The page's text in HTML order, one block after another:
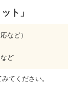
ト」
など）
ど
てください。